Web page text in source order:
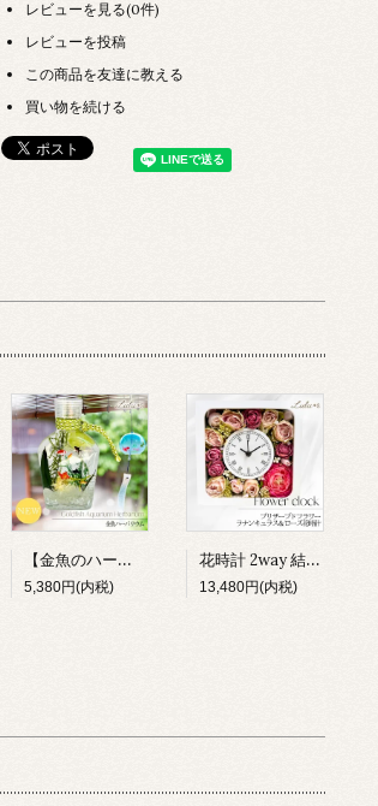
レビューを見る(0件)
レビューを投稿
この商品を友達に教える
買い物を続ける
【金魚のハーバリウム】小さな水族館 プリザーブドフラワー アクアリウム 夏 和風 涼しい インテリア 雑貨 ギフト 贈り物 ルルズ Lulu＊s 0803
5,380円(内税)
花時計 2way 結婚祝い 新築祝い 両親贈呈品 造花 掛け時計 置き時計 ラナンキュラス 薔薇 時計 フラワー ギフト プレゼント 女性 母親 誕生日 還暦祝い 母の日 開店 退職 引越し
13,480円(内税)